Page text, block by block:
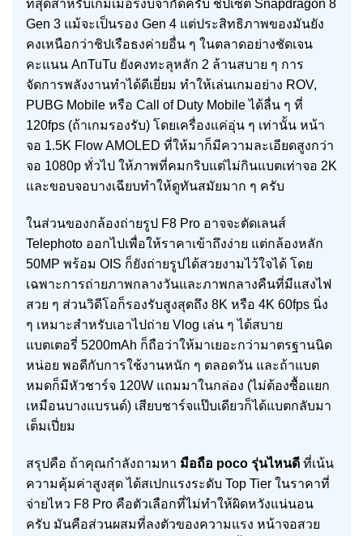
ที่สุดสำหรับเกมเมอร์งบจำกัดครับ ชิปเซ็ต Snapdragon 8
Gen 3 แม้จะเป็นรอง Gen 4 แต่ประสิทธิภาพของมันยัง
คงเหนือกว่าชิปเรือธงค่ายอื่น ๆ ในตลาดอย่างชัดเจน
คะแนน AnTuTu ยังคงทะลุหลัก 2 ล้านสบาย ๆ การ
จัดการพลังงานทำได้ดีเยี่ยม ทำให้เล่นเกมอย่าง ROV,
PUBG Mobile หรือ Call of Duty Mobile ได้ลื่น ๆ ที่
120fps (ถ้าเกมรองรับ) โดยเครื่องแค่อุ่น ๆ เท่านั้น หน้า
จอ 1.5K Flow AMOLED ที่ให้มาก็มีความละเอียดสูงกว่า
จอ 1080p ทั่วไป ให้ภาพที่คมกริบแต่ไม่กินแบตเท่าจอ 2K
และขอบจอบางเฉียบทำให้ดูทันสมัยมาก ๆ ครับ
ในส่วนของกล้องถ่ายรูป F8 Pro อาจจะตัดเลนส์
Telephoto ออกไปเพื่อให้ราคาเข้าถึงง่าย แต่กล้องหลัก
50MP พร้อม OIS ก็ยังถ่ายรูปได้สวยงามไว้ใจได้ โดย
เฉพาะการถ่ายภาพกลางวันและภาพกลางคืนที่มีแสงไฟ
สวย ๆ ส่วนวิดีโอก็รองรับสูงสุดถึง 8K หรือ 4K 60fps นิ่ง
ๆ เหมาะสำหรับเอาไปถ่าย Vlog เล่น ๆ ได้สบาย
แบตเตอรี่ 5200mAh ก็ถือว่าให้มาเยอะกว่ามาตรฐานนิด
หน่อย พอดีกับการใช้งานหนัก ๆ ตลอดวัน และถ้าแบต
หมดก็มีหัวชาร์จ 120W แถมมาในกล่อง (ไม่ต้องซื้อแยก
เหมือนบางแบรนด์) เสียบชาร์จแป๊บเดียวก็ได้แบตกลับมา
เต็มเปี่ยม
สรุปคือ ถ้าคุณกำลังถามหา มือถือ poco รุ่นไหนดี ที่เน้น
ความคุ้มค่าสูงสุด ได้สเปกแรงระดับ Top Tier ในราคาที่
จ่ายไหว F8 Pro คือตัวเลือกที่ไม่ทำให้ผิดหวังแน่นอน
ครับ มันคือส่วนผสมที่ลงตัวของความแรง หน้าจอสวย